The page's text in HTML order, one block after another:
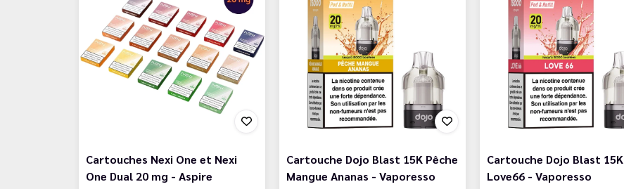
Cartouches Nexi One et Nexi
One Dual 20 mg - Aspire
Cartouche Dojo Blast 15K Pêche
Mangue Ananas - Vaporesso
Cartouche Dojo Blast 15K
Love66 - Vaporesso